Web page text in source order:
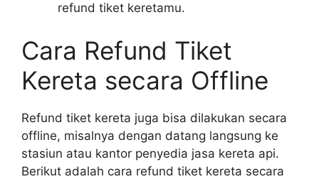
refund tiket keretamu.
Cara Refund Tiket
Kereta secara Offline
Refund tiket kereta juga bisa dilakukan secara
offline, misalnya dengan datang langsung ke
stasiun atau kantor penyedia jasa kereta api.
Berikut adalah cara refund tiket kereta secara